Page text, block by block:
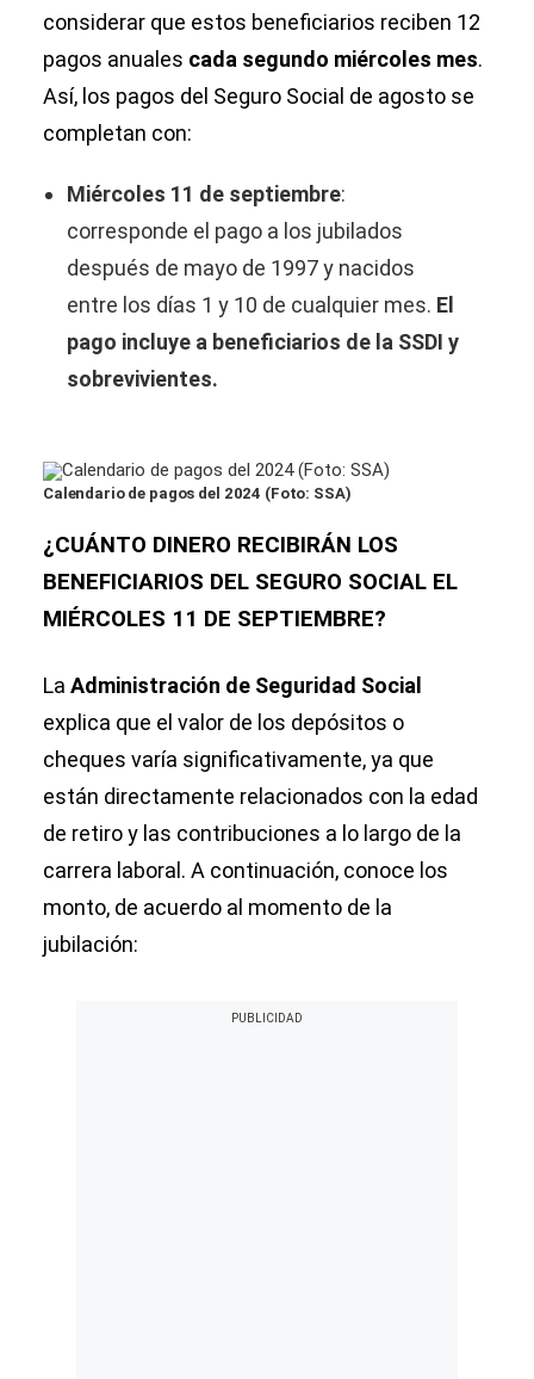
considerar que estos beneficiarios reciben 12
pagos anuales cada segundo miércoles mes.
Así, los pagos del Seguro Social de agosto se
completan con:
Miércoles 11 de septiembre:
corresponde el pago a los jubilados
después de mayo de 1997 y nacidos
entre los días 1 y 10 de cualquier mes. El
pago incluye a beneficiarios de la SSDI y
sobrevivientes.
Calendario de pagos del 2024 (Foto: SSA)
¿CUÁNTO DINERO RECIBIRÁN LOS
BENEFICIARIOS DEL SEGURO SOCIAL EL
MIÉRCOLES 11 DE SEPTIEMBRE?
La Administración de Seguridad Social
explica que el valor de los depósitos o
cheques varía significativamente, ya que
están directamente relacionados con la edad
de retiro y las contribuciones a lo largo de la
carrera laboral. A continuación, conoce los
monto, de acuerdo al momento de la
jubilación: